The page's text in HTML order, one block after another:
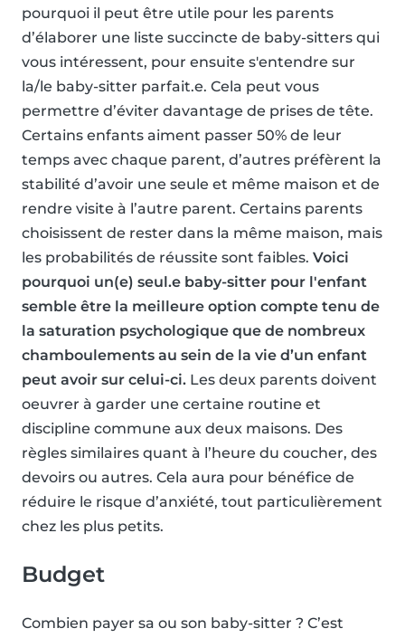
pourquoi il peut être utile pour les parents
d’élaborer une liste succincte de baby-sitters qui
vous intéressent, pour ensuite s'entendre sur
la/le baby-sitter parfait.e. Cela peut vous
permettre d’éviter davantage de prises de tête.
Certains enfants aiment passer 50% de leur
temps avec chaque parent, d’autres préfèrent la
stabilité d’avoir une seule et même maison et de
rendre visite à l’autre parent. Certains parents
choisissent de rester dans la même maison, mais
les probabilités de réussite sont faibles. Voici
pourquoi un(e) seul.e baby-sitter pour l'enfant
semble être la meilleure option compte tenu de
la saturation psychologique que de nombreux
chamboulements au sein de la vie d’un enfant
peut avoir sur celui-ci. Les deux parents doivent
oeuvrer à garder une certaine routine et
discipline commune aux deux maisons. Des
règles similaires quant à l’heure du coucher, des
devoirs ou autres. Cela aura pour bénéfice de
réduire le risque d’anxiété, tout particulièrement
chez les plus petits.
Budget
Combien payer sa ou son baby-sitter ? C’est